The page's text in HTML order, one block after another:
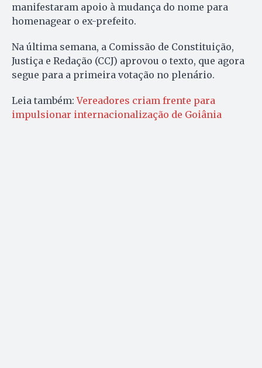
manifestaram apoio à mudança do nome para
homenagear o ex-prefeito.
Na última semana, a Comissão de Constituição,
Justiça e Redação (CCJ) aprovou o texto, que agora
segue para a primeira votação no plenário.
Leia também:Vereadores criam frente para
impulsionar internacionalização de Goiânia